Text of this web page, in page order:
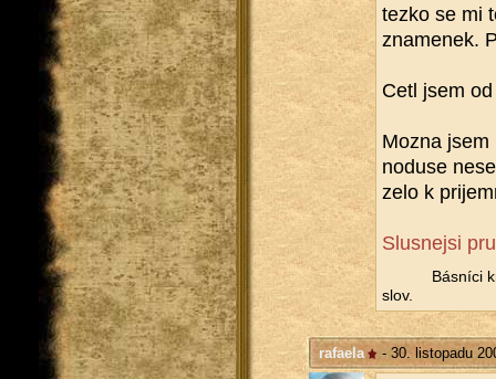
tezko se mi
zna­me­nek.
Cetl jsem
Mozna
no­duse
ze­lo k
Slusnejsi
Bás­ní­ci
slov.
rafaela - 30. listopadu